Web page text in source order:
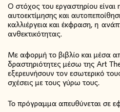
Ο στόχος του εργαστηρίου
αυτοεκτίμησης και
καλλιέργεια και έκφραση, η
ανθεκτικότητας.
Με αφορμή το βιβλίο και μέσα
δραστηριότητες μέσω της Art
εξερευνήσουν τον εσωτερικό
σχέσεις με τους γύρω τους.
Το πρόγραμμα απευθύνεται σε